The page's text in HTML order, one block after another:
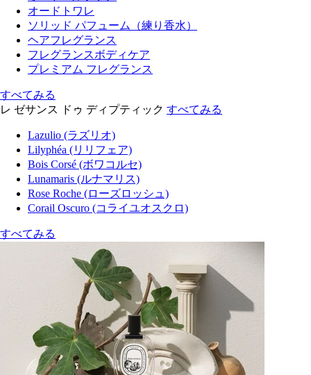
オードトワレ
ソリッド パフューム（練り香水）
ヘアフレグランス
フレグランスボディケア
プレミアム フレグランス
すべてみる
レ ゼサンス ドゥ ディプティック すべてみる
Lazulio (ラズリオ)
Lilyphéa (リリフェア)
Bois Corsé (ボワコルセ)
Lunamaris (ルナマリス)
Rose Roche (ローズロッシュ)
Corail Oscuro (コライユオスクロ)
すべてみる